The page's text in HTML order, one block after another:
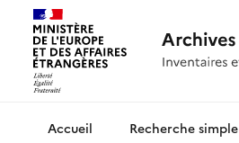
Archives diplomatiquesRecherche simple